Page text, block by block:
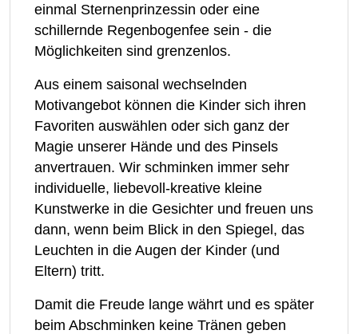
einmal Sternenprinzessin oder eine
schillernde Regenbogenfee sein - die
Möglichkeiten sind grenzenlos.
Aus einem saisonal wechselnden
Motivangebot können die Kinder sich ihren
Favoriten auswählen oder sich ganz der
Magie unserer Hände und des Pinsels
anvertrauen. Wir schminken immer sehr
individuelle, liebevoll-kreative kleine
Kunstwerke in die Gesichter und freuen uns
dann, wenn beim Blick in den Spiegel, das
Leuchten in die Augen der Kinder (und
Eltern) tritt.
Damit die Freude lange währt und es später
beim Abschminken keine Tränen geben